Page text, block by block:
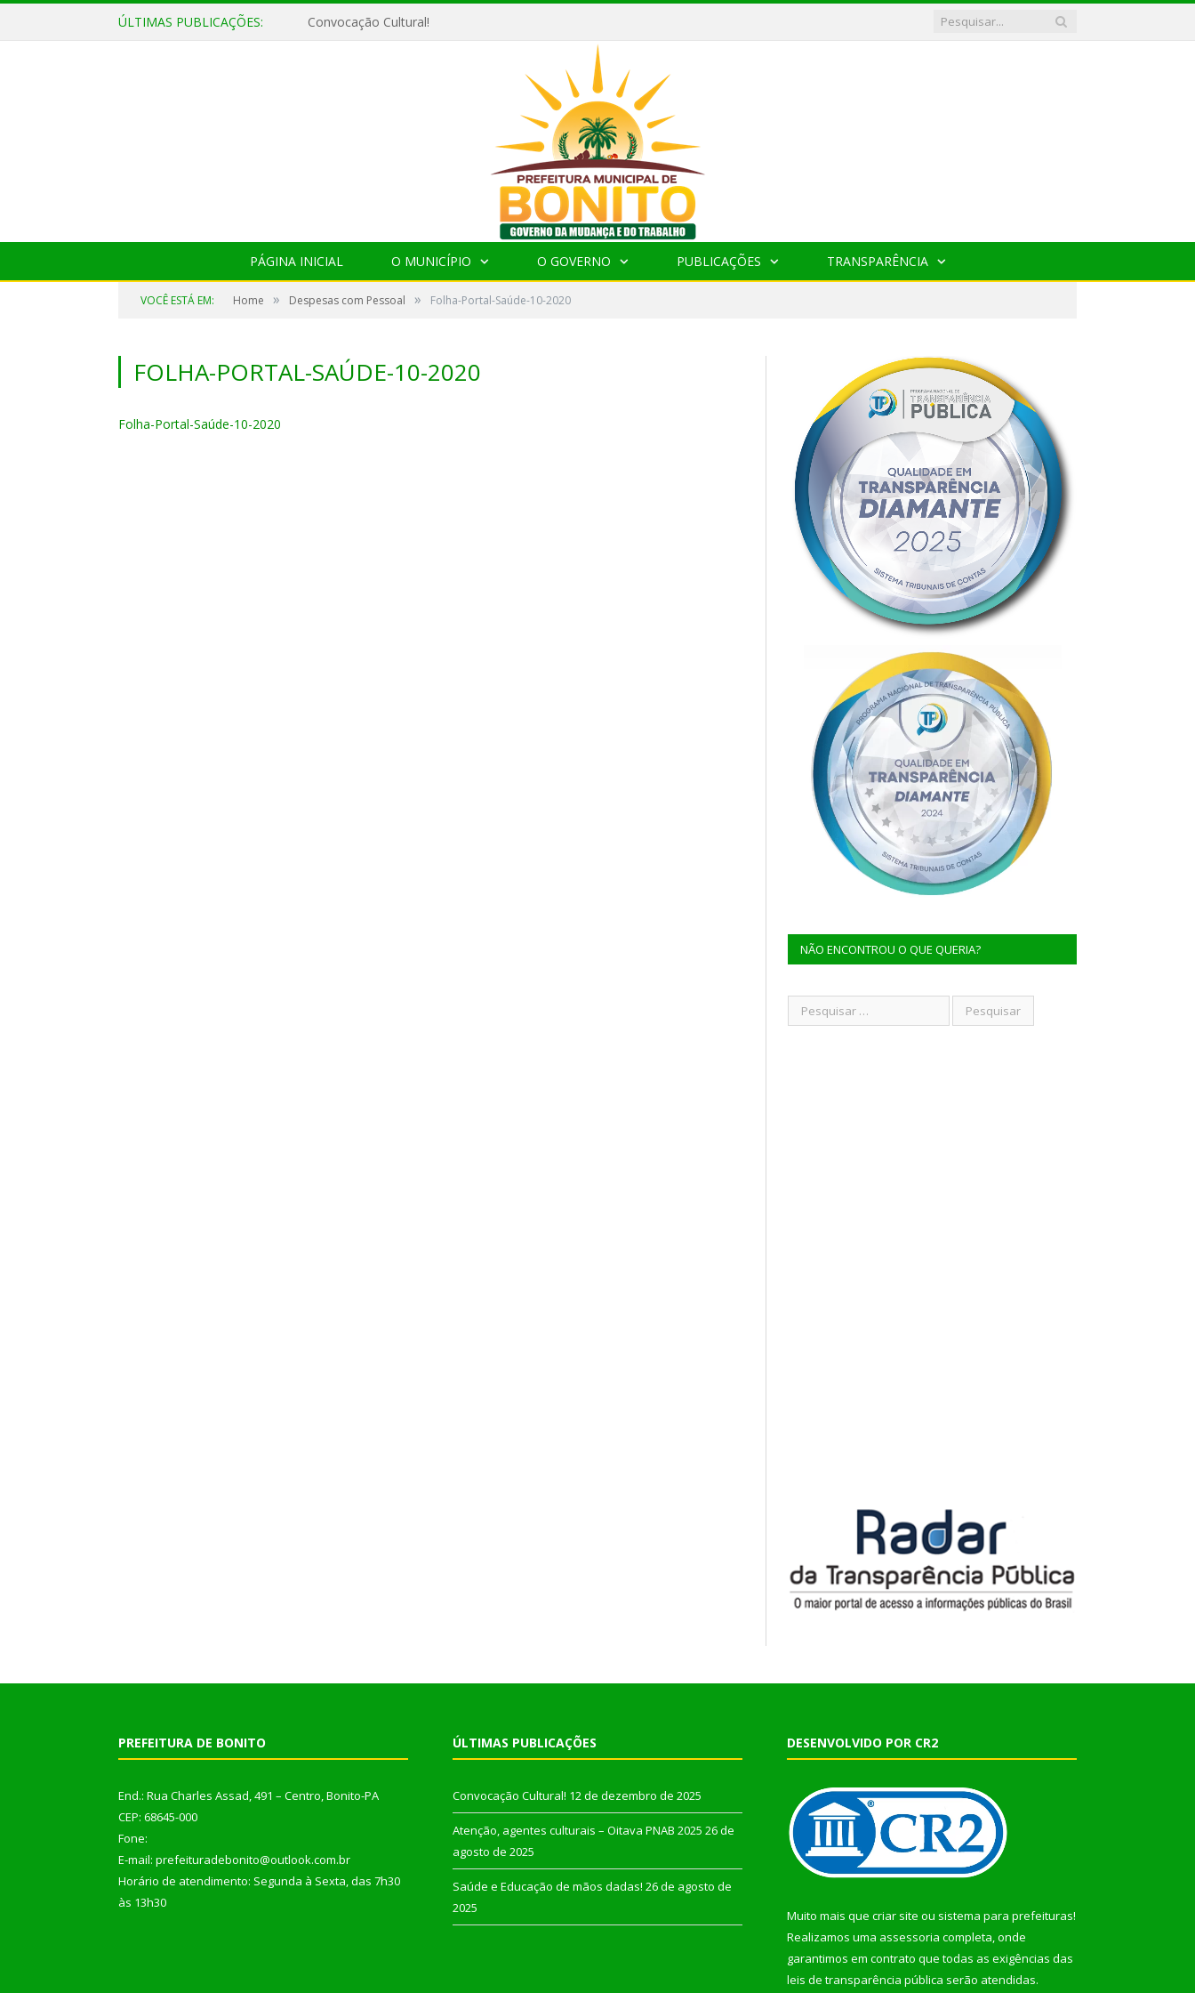
ÚLTIMAS PUBLICAÇÕES: Convocação Cultural!
PÁGINA INICIAL O MUNICÍPIO O GOVERNO PUBLICAÇÕES TRANSPARÊNCIA
VOCÊ ESTÁ EM: Home » Despesas com Pessoal » Folha-Portal-Saúde-10-2020
FOLHA-PORTAL-SAÚDE-10-2020
Folha-Portal-Saúde-10-2020
NÃO ENCONTROU O QUE QUERIA?
PREFEITURA DE BONITO
End.: Rua Charles Assad, 491 – Centro, Bonito-PA
CEP: 68645-000
Fone:
E-mail: prefeituradebonito@outlook.com.br
Horário de atendimento: Segunda à Sexta, das 7h30
às 13h30
ÚLTIMAS PUBLICAÇÕES
Convocação Cultural! 12 de dezembro de 2025
Atenção, agentes culturais – Oitava PNAB 2025 26 de
agosto de 2025
Saúde e Educação de mãos dadas! 26 de agosto de
2025
DESENVOLVIDO POR CR2
Muito mais que criar site ou sistema para prefeituras!
Realizamos uma assessoria completa, onde
garantimos em contrato que todas as exigências das
leis de transparência pública serão atendidas.